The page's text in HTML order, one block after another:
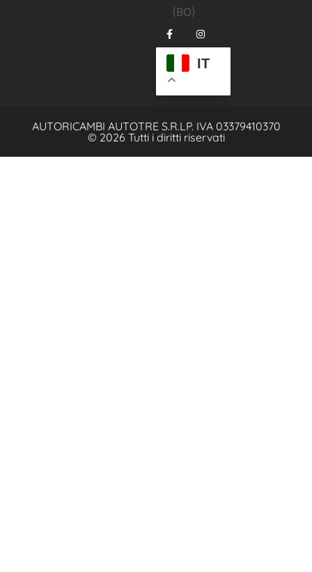
(BO)
IT
AUTORICAMBI AUTOTRE S.R.LP. IVA 03379410370
© 2026 Tutti i diritti riservati